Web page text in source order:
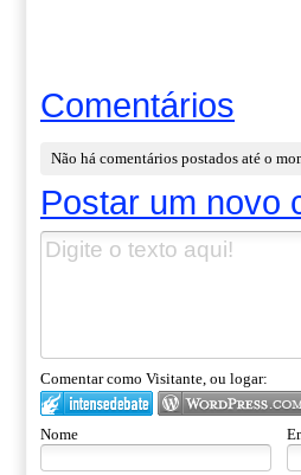
Comentários
Não há comentários postados até o
Postar um novo
Comentar como Visitante, ou logar:
Nome